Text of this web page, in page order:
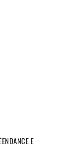
E